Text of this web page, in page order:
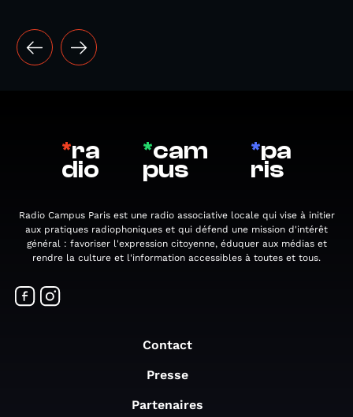
*ra
dio
*cam
pus
*pa
ris
Radio Campus Paris est une radio associative locale qui vise à initier
aux pratiques radiophoniques et qui défend une mission d'intérêt
général : favoriser l'expression citoyenne, éduquer aux médias et
rendre la culture et l'information accessibles à toutes et tous.
Contact
Presse
Partenaires